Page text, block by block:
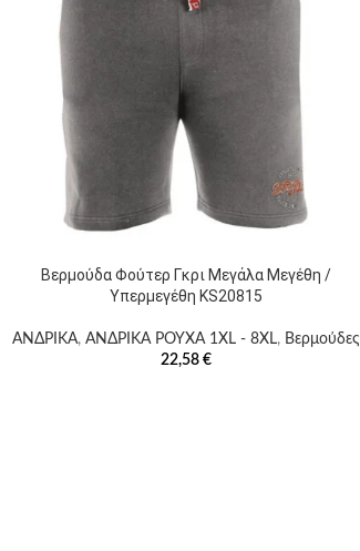
Βερμούδα Φούτερ Γκρι Μεγάλα Μεγέθη /
Υπερμεγέθη KS20815
ΑΝΔΡΙΚΑ, ΑΝΔΡΙΚΑ ΡΟΥΧΑ 1XL - 8XL, Βερμούδες
22,58 €